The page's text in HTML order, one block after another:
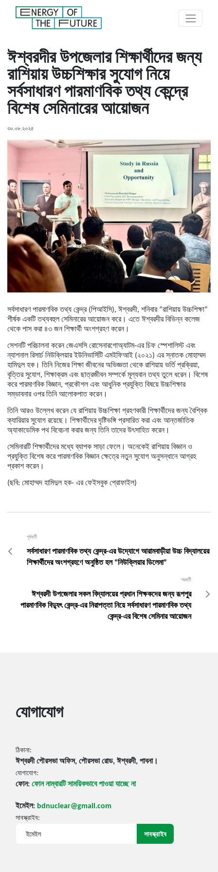
ঈশ্বরদীর উপজেলার শিক্ষার্থীদের জন্য
রাশিয়ায় উচ্চশিক্ষার সুযোগ নিয়ে
সর্বসাধারণ পারমাণবিক তথ্য কেন্দ্রে
বিশেষ সেমিনারের আয়োজন
৩০.০৮.২০২৫
সর্বসাধারণ পারমাণবিক তথ্য কেন্দ্র (পিআইসি), ঈশ্বরদী, শনিবার “রাশিয়ায় উচ্চশিক্ষা”
শীর্ষক একটি তথ্যবহুল সেমিনারের আয়োজন করে। এতে ঈশ্বরদীর বিভিন্ন কলেজ
থেকে পাস করা ৪৩ জন শিক্ষার্থী অংশগ্রহণ করেন।
সেশনটি পরিচালনা করেন জেএসসি রোসেনারগোঅ্যাটম-এর চিফ স্পেশালিস্ট এবং
ন্যাশনাল রিসার্চ নিউক্লিয়ার ইউনিভার্সিটি এমইফিআই (২০২১) এর স্নাতক মোহাম্মদ
হামিদুল হক। তিনি নিজের শিক্ষা জীবনের অভিজ্ঞতা থেকে রাশিয়ায় ভর্তি প্রক্রিয়া,
বৃত্তির সুযোগ, শিক্ষাক্রম এবং ছাত্রজীবন সম্পর্কে মূল্যবান তথ্য তুলে ধরেন। বিশেষ
করে পারমাণবিক বিজ্ঞান, প্রকৌশল এবং আধুনিক প্রযুক্তি বিষয়ে উচ্চশিক্ষার
সম্ভাবনার ওপর তিনি আলোকপাত করেন।
তিনি আরও উল্লেখ করেন যে রাশিয়ায় উচ্চশিক্ষা গ্রহণকারী শিক্ষার্থীদের জন্য বৈশ্বিক
ক্যারিয়ার সুযোগ রয়েছে। শিক্ষার্থীদের দৃষ্টিভঙ্গি প্রসারিত করা এবং আন্তর্জাতিক
অ্যাকাডেমিক পথ বিবেচনা করার জন্য তিনি তাদের উৎসাহিত করেন।
সেমিনারটি শিক্ষার্থীদের মধ্যে ব্যাপক সাড়া ফেলে। অনেকেই রাশিয়ায় বিজ্ঞান ও
প্রযুক্তি বিশেষ করে পারমাণবিক বিজ্ঞান ক্ষেত্রে নতুন সুযোগ অনুসন্ধানে আগ্রহ
প্রকাশ করেন।
(ছবি: মোহাম্মদ হামিদুল হক- এরফেইসবুক প্রোফাইল)
পূর্ববর্তী
সর্বসাধারণ পারমাণবিক তথ্য কেন্দ্র-এর উদ্যোগে আরামবাড়ীয়া উচ্চ বিদ্যালয়ের
শিক্ষার্থীদের অংশগ্রহণে অনুষ্ঠিত হল “নিউক্লিয়ার ডিলেমা”
পরবর্তী
ঈশ্বরদী উপজেলার সকল বিদ্যালয়ের প্রধান শিক্ষকদের জন্য রূপপুর
পারমাণবিক বিদ্যুৎ কেন্দ্র-এর নিরাপত্তা নিয়ে সর্বসাধারণ পারমাণবিক তথ্য
কেন্দ্র-এর বিশেষ সেমিনার আয়োজন
যোগাযোগ
ঠিকানা:
ঈশ্বরদী পৌরসভা অফিস, পৌরসভা রোড, ঈশ্বরদী, পাবনা।
যোগাযোগ:
ফোন: ফোন নাম্বারটি সাময়িকভাবে পাওয়া যাচ্ছে না
ইমেইল: bdnuclear@gmail.com
সাবস্ক্রাইব: